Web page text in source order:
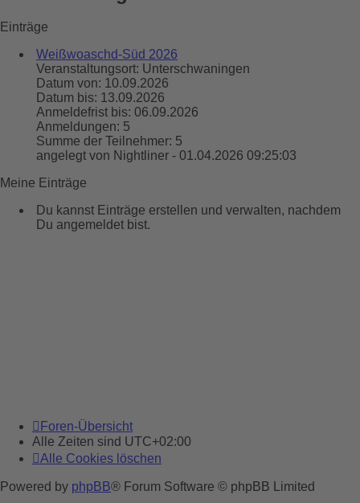
Einträge
Weißwoaschd-Süd 2026
Veranstaltungsort: Unterschwaningen
Datum von: 10.09.2026
Datum bis: 13.09.2026
Anmeldefrist bis: 06.09.2026
Anmeldungen: 5
Summe der Teilnehmer: 5
angelegt von Nightliner - 01.04.2026 09:25:03
Meine Einträge
Du kannst Einträge erstellen und verwalten, nachdem
Du angemeldet bist.
Foren-Übersicht
Alle Zeiten sind UTC+02:00
Alle Cookies löschen
Powered by phpBB® Forum Software © phpBB Limited